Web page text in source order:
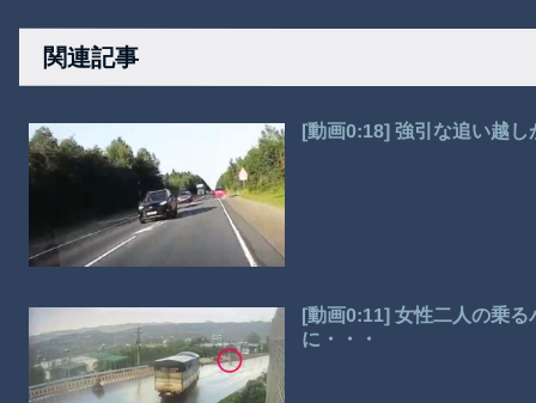
関連記事
[動画0:18] 強引な追い越し
[動画0:11] 女性二人の乗
に・・・